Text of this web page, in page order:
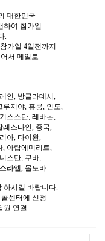
대한민국
하여 참가일
.
가일 4일전까지
서 메일로
인, 방글라데시,
루지야, 홍콩, 인도,
스스탄, 레바논,
레스타인, 중국,
아, 타이완,
, 아랍에미리트,
스탄, 쿠바,
라엘, 몰도바
하시길 바랍니다.
센터에 신청
연결